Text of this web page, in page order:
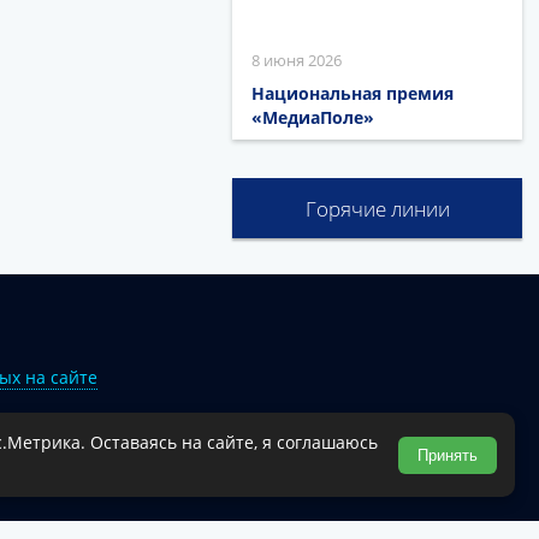
8 июня 2026
Национальная премия
«МедиаПоле»
Горячие линии
на сайте
муниципального округа.
Оставаясь на сайте, я соглашаюсь
Принять